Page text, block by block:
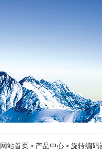
网站首页 > 产品中心 > 旋转编码